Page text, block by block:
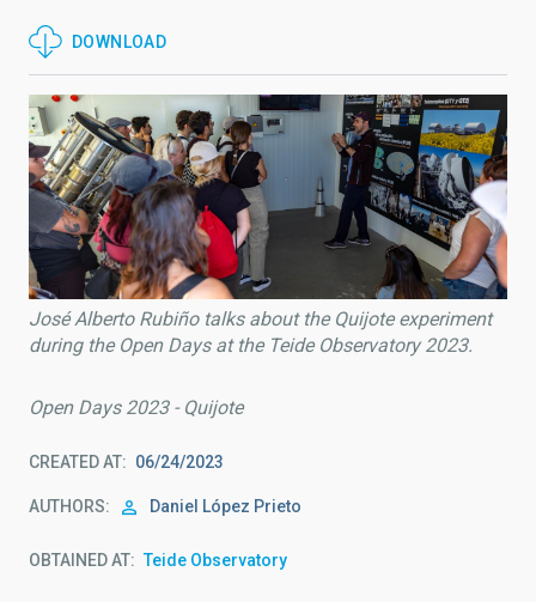
DOWNLOAD
José Alberto Rubiño talks about the Quijote experiment
during the Open Days at the Teide Observatory 2023.
Open Days 2023 - Quijote
CREATED AT 06/24/2023
AUTHORS Daniel López Prieto
OBTAINED AT Teide Observatory